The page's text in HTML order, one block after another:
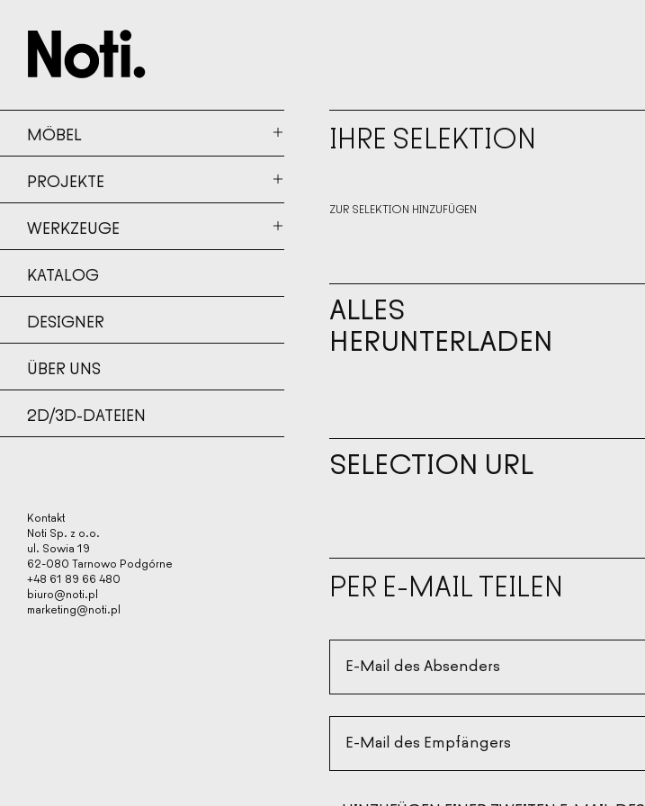
MÖBEL
PROJEKTE
WERKZEUGE
KATALOG
DESIGNER
ÜBER UNS
2D/3D-DATEIEN
Kontakt
Noti Sp. z o.o.
ul. Sowia 19
62-080 Tarnowo Podgórne
+48 61 89 66 480
biuro@noti.pl
marketing@noti.pl
IHRE SELEKTION
DETAILS
ZUR SELEKTION HINZUFÜGEN
ALLES
HERUNTERLADEN
SELECTION URL
PER E-MAIL TEILEN
E-Mail des Absenders
E-Mail des Empfängers